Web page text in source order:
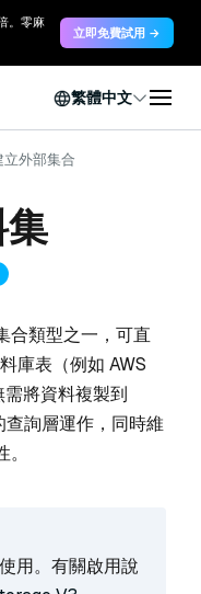
。零麻
立即免費試用 →
繁體中文
立外部集合
合類型之一，可直
庫表（例如 AWS
將資料複製到
詢層運作，同時維
用。有關啟用說